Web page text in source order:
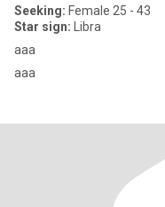
Seeking: Female 25 - 43
Star sign: Libra
aaa
aaa